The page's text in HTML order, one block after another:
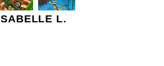
L.